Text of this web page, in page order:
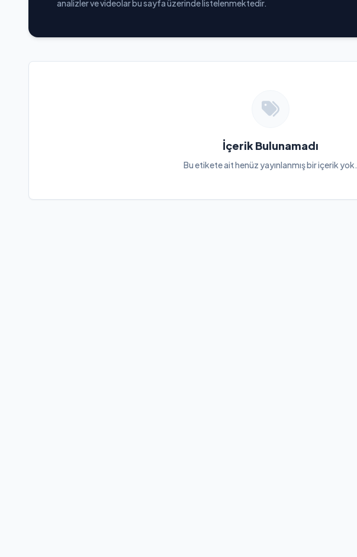
analizler ve videolar bu sayfa üzerinde listelenmektedir.
İçerik Bulunamadı
Bu etikete ait henüz yayınlanmış bir içerik yok.